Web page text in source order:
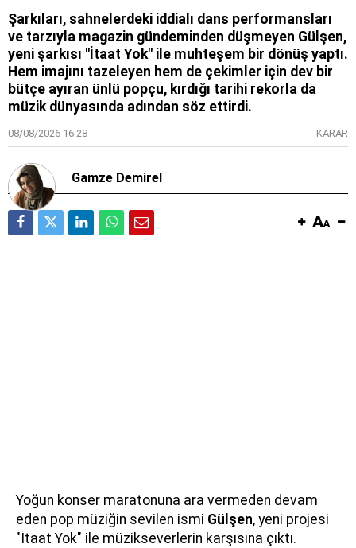
Şarkıları, sahnelerdeki iddialı dans performansları
ve tarzıyla magazin gündeminden düşmeyen Gülşen,
yeni şarkısı "İtaat Yok" ile muhteşem bir dönüş yaptı.
Hem imajını tazeleyen hem de çekimler için dev bir
bütçe ayıran ünlü popçu, kırdığı tarihi rekorla da
müzik dünyasında adından söz ettirdi.
08/08/2026 16:28 KARAR
Gamze Demirel
Yoğun konser maratonuna ara vermeden devam
eden pop müziğin sevilen ismi Gülşen, yeni projesi
"İtaat Yok" ile müzikseverlerin karşısına çıktı.